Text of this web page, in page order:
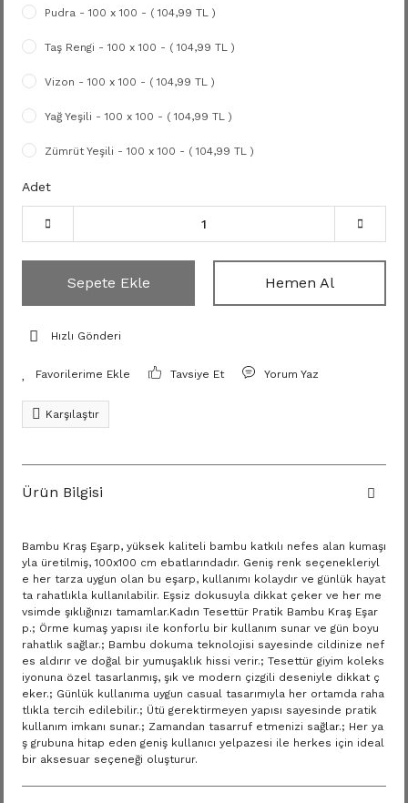
Pudra - 100 x 100 - ( 104,99 TL )
Taş Rengi - 100 x 100 - ( 104,99 TL )
Vizon - 100 x 100 - ( 104,99 TL )
Yağ Yeşili - 100 x 100 - ( 104,99 TL )
Zümrüt Yeşili - 100 x 100 - ( 104,99 TL )
Adet
Sepete Ekle Hemen Al
Hızlı Gönderi
Tavsiye Et Yorum Yaz
Karşılaştır
Ürün Bilgisi
Bambu Kraş Eşarp, yüksek kaliteli bambu katkılı nefes alan kumaşı
yla üretilmiş, 100x100 cm ebatlarındadır. Geniş renk seçenekleriyl
e her tarza uygun olan bu eşarp, kullanımı kolaydır ve günlük hayat
ta rahatlıkla kullanılabilir. Eşsiz dokusuyla dikkat çeker ve her me
vsimde şıklığınızı tamamlar.Kadın Tesettür Pratik Bambu Kraş Eşar
p.; Örme kumaş yapısı ile konforlu bir kullanım sunar ve gün boyu
rahatlık sağlar.; Bambu dokuma teknolojisi sayesinde cildinize nef
es aldırır ve doğal bir yumuşaklık hissi verir.; Tesettür giyim koleks
iyonuna özel tasarlanmış, şık ve modern çizgili deseniyle dikkat ç
eker.; Günlük kullanıma uygun casual tasarımıyla her ortamda raha
tlıkla tercih edilebilir.; Ütü gerektirmeyen yapısı sayesinde pratik
kullanım imkanı sunar.; Zamandan tasarruf etmenizi sağlar.; Her ya
ş grubuna hitap eden geniş kullanıcı yelpazesi ile herkes için ideal
bir aksesuar seçeneği oluşturur.